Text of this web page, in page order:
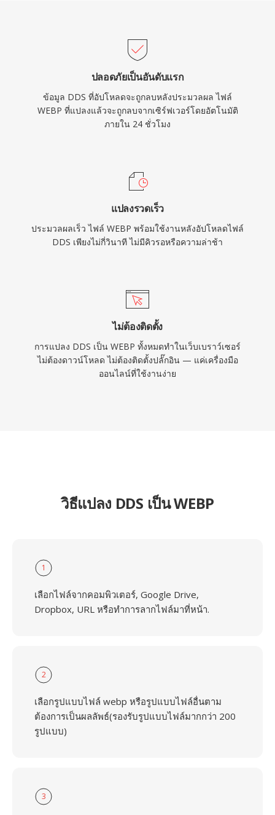
ปลอดภัยเป็นอันดับแรก
ข้อมูล DDS ที่อัปโหลดจะถูกลบหลังประมวลผล ไฟล์
WEBP ที่แปลงแล้วจะถูกลบจากเซิร์ฟเวอร์โดยอัตโนมัติ
ภายใน 24 ชั่วโมง
แปลงรวดเร็ว
ประมวลผลเร็ว ไฟล์ WEBP พร้อมใช้งานหลังอัปโหลดไฟล์
DDS เพียงไม่กี่วินาที ไม่มีคิวรอหรือความล่าช้า
ไม่ต้องติดตั้ง
การแปลง DDS เป็น WEBP ทั้งหมดทำในเว็บเบราว์เซอร์
ไม่ต้องดาวน์โหลด ไม่ต้องติดตั้งปลั๊กอิน — แค่เครื่องมือ
ออนไลน์ที่ใช้งานง่าย
วิธีแปลง DDS เป็น WEBP
1
เลือกไฟล์จากคอมพิวเตอร์, Google Drive,
Dropbox, URL หรือทำการลากไฟล์มาที่หน้า.
2
เลือกรูปแบบไฟล์ webp หรือรูปแบบไฟล์อื่นตาม
ต้องการเป็นผลลัพธ์(รองรับรูปแบบไฟล์มากกว่า 200
รูปแบบ)
3